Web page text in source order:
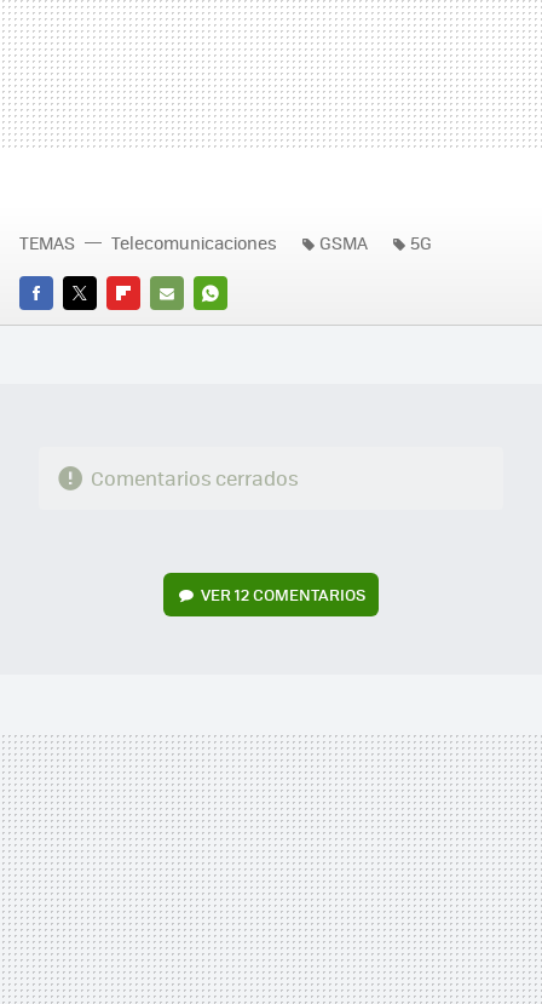
FACEBOOK
TWITTERFLIPBOARD
E-
WHATSAPP
TEMAS Telecomunicaciones GSMA 5G
Comentarios cerrados
VER12 COMENTARIOS